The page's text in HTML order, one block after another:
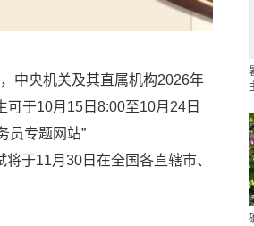
中央机关及其直属机构2026年
于10月15日8:00至10月24日
员专题网站”
于11月30日在全国各直辖市、